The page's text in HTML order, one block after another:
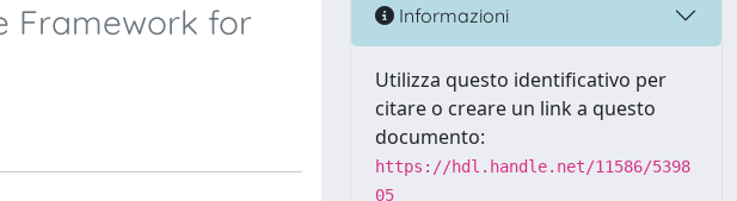
Framework for
Informazioni
Utilizza questo identificativo per
citare o creare un link a questo
documento:
https://hdl.handle.net/11586/5398
05